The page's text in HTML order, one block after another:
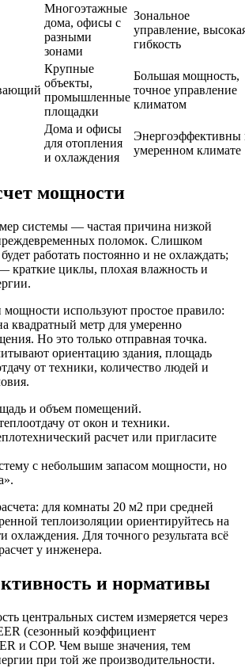
Многоэтажные
дома, офисы с
разными
зонами
Зональное
управление,
гибкость
Крупные
объекты,
промышленные
площадки
Большая мощность,
точное управление
климатом
Дома и офисы
для отопления
и охлаждения
Энергоэффективны
умеренном климате
мощности
системы — частая причина низкой
поломок. Слишком
работать постоянно и не охлаждать;
краткие циклы, плохая влажность и
используют простое правило:
квадратный метр для умеренно
Но это только отправная точка.
ориентацию здания, площадь
от техники, количество людей и
и объем помещений.
от окон и техники.
расчет или пригласите
с небольшим запасом мощности, но
для комнаты 20 м2 при средней
теплоизоляции ориентируйтесь на
охлаждения. Для точного результата всё
у инженера.
и нормативы
центральных систем измеряется через
(сезонный коэффициент
и COP. Чем выше значения, тем
при той же производительности.